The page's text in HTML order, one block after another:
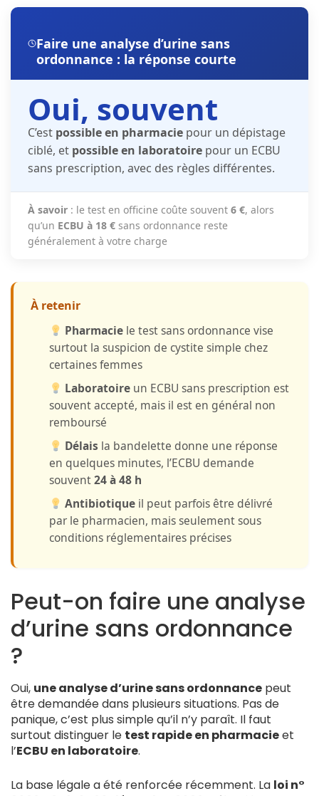
Faire une analyse d’urine sans
ordonnance : la réponse courte
Oui, souvent
C’est possible en pharmacie pour un dépistage
ciblé, et possible en laboratoire pour un ECBU
sans prescription, avec des règles différentes.
À savoir : le test en officine coûte souvent 6 €, alors
qu’un ECBU à 18 € sans ordonnance reste
généralement à votre charge
À retenir
Pharmaciele test sans ordonnance vise
surtout la suspicion de cystite simple chez
certaines femmes
Laboratoireun ECBU sans prescription est
souvent accepté, mais il est en général non
remboursé
Délais la bandelette donne une réponse
en quelques minutes, l’ECBU demande
souvent24 à 48 h
Antibiotiqueil peut parfois être délivré
par le pharmacien, mais seulement sous
conditions réglementaires précises
Peut-on faire une analyse
d’urine sans ordonnance
?
Oui, une analyse d’urine sans ordonnance peut
être demandée dans plusieurs situations. Pas de
panique, c’est plus simple qu’il n’y paraît. Il faut
surtout distinguer le test rapide en pharmacieet
l’ECBU en laboratoire.
La base légale a été renforcée récemment. La loi n°